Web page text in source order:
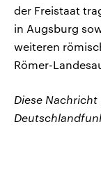
der Freistaat
in Augsburg
weiteren
Römer-
Diese